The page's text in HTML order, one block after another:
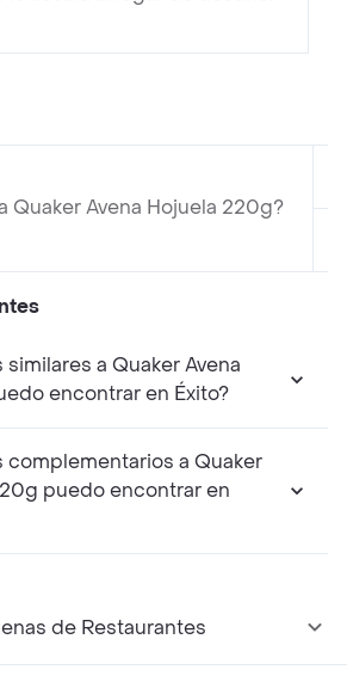
Quaker Avena Hojuela 220g?
a Quaker Avena
encontrar en Éxito?
complementarios a Quaker
puedo encontrar en
de Restaurantes